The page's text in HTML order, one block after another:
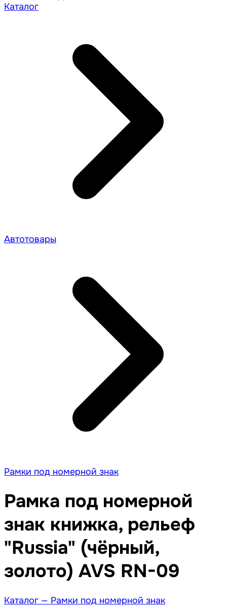
Каталог
Автотовары
Рамки под номерной знак
Рамка под номерной
знак книжка, рельеф
"Russia" (чёрный,
золото) AVS RN-09
Каталог — Рамки под номерной знак